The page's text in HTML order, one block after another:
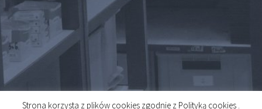
Strona korzysta z plików cookies zgodnie z Polityką cookies .